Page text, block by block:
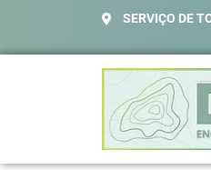
SERVIÇO DE